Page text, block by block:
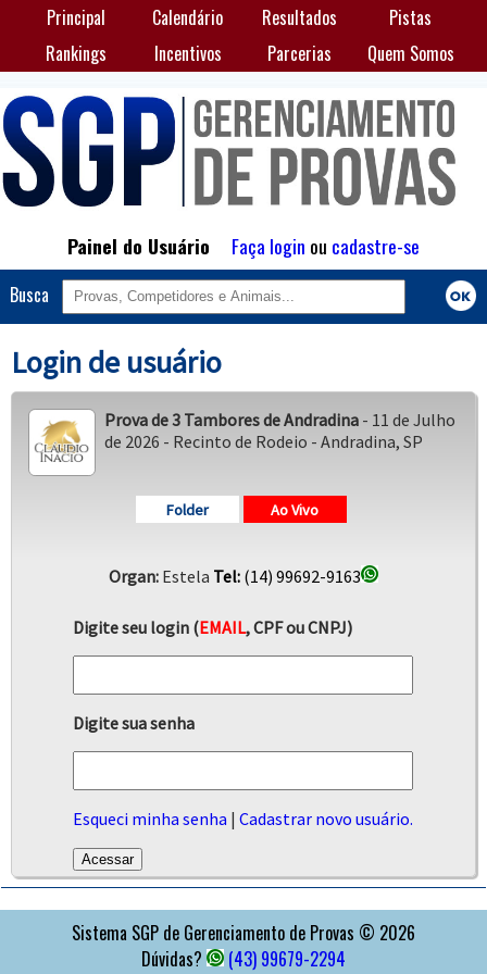
Principal Calendário Resultados
Pistas
Rankings
Incentivos Parcerias Quem Somos
Painel do Usuário Faça login ou cadastre-se
Busca
Login de usuário
Prova de 3 Tambores de Andradina- 11 de Julho
de 2026 - Recinto de Rodeio - Andradina, SP
Folder Ao Vivo
Organ:Estela Tel:(14) 99692-9163
Digite seu login (EMAIL, CPF ou CNPJ)
Digite sua senha
Esqueci minha senha |Cadastrar novo usuário.
Sistema SGP de Gerenciamento de Provas © 2026
Dúvidas?
(43) 99679-2294